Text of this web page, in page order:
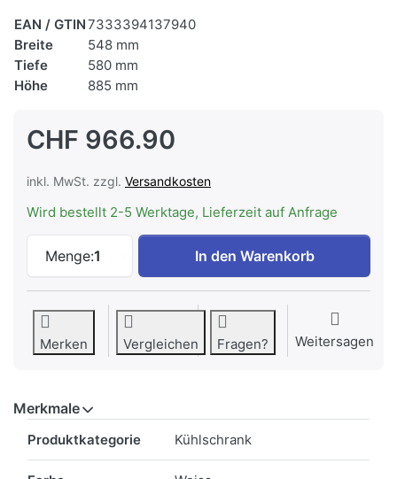
EAN / GTIN7333394137940
Breite
548 mm
Tiefe
580 mm
Höhe
885 mm
CHF 966.90
inkl. MwSt. zzgl. Versandkosten
Wird bestellt 2-5 Werktage, Lieferzeit auf Anfrage
Menge:1
Electrolux EK158SRWE Kühlschrank
In den Warenkorb
Merken Vergleichen Fragen? Weitersagen
Merkmale
Produktkategorie Kühlschrank